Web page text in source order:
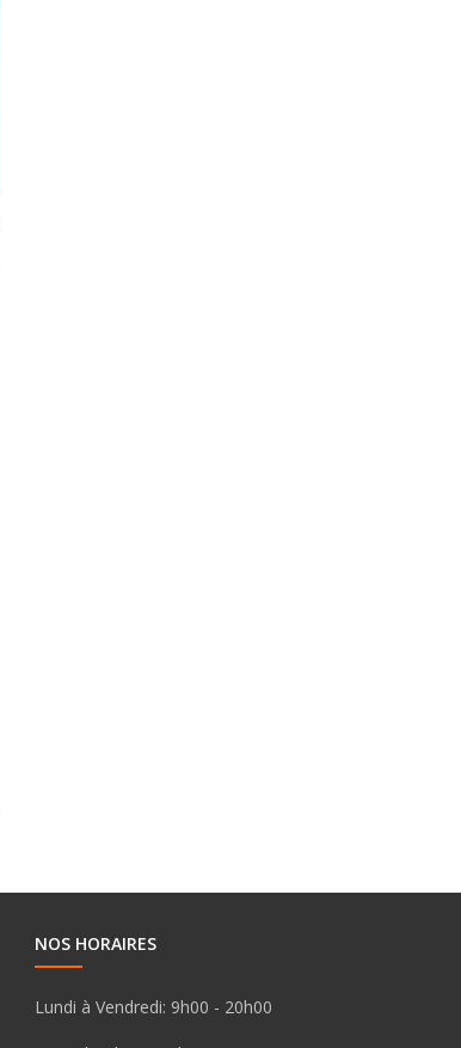
NOS HORAIRES
Lundi à Vendredi: 9h00 - 20h00